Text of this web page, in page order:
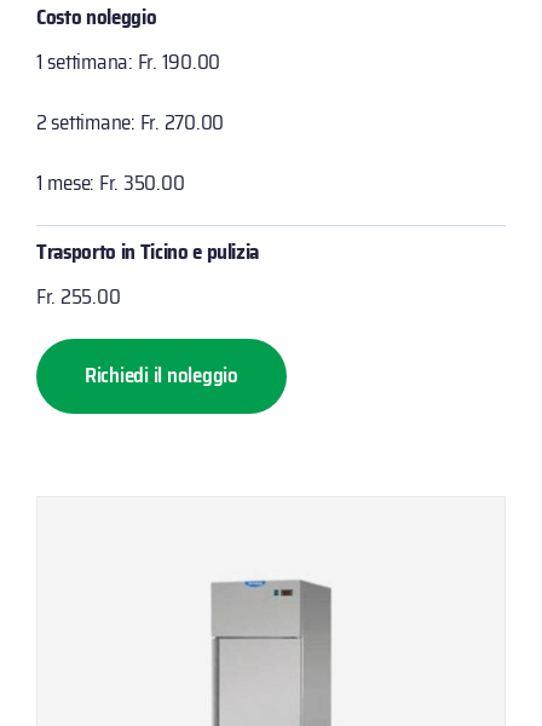
Costo noleggio
1 settimana: Fr. 190.00
2 settimane: Fr. 270.00
1 mese: Fr. 350.00
Trasporto in Ticino e pulizia
Fr. 255.00
Richiedi il noleggio